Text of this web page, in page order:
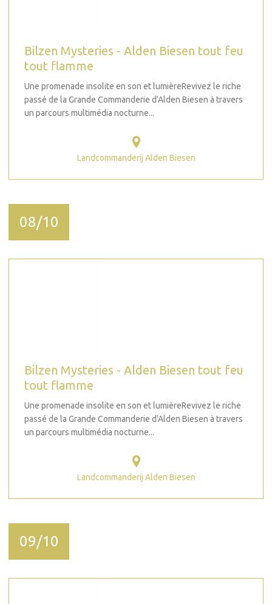
Bilzen Mysteries - Alden Biesen tout feu
tout flamme
Une promenade insolite en son et lumièreRevivez le riche
passé de la Grande Commanderie d'Alden Biesen à travers
un parcours multimédia nocturne...
Landcommanderij Alden Biesen
08/10
Bilzen Mysteries - Alden Biesen tout feu
tout flamme
Une promenade insolite en son et lumièreRevivez le riche
passé de la Grande Commanderie d'Alden Biesen à travers
un parcours multimédia nocturne...
Landcommanderij Alden Biesen
09/10